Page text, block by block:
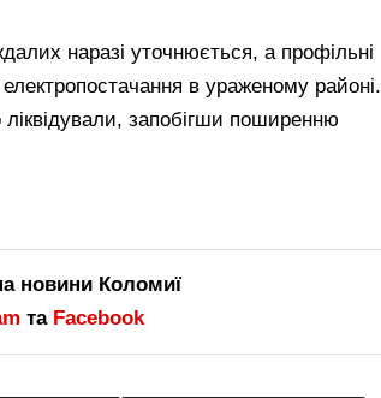
наразі уточнюється, а профільні
в ураженому районі.
запобігши поширенню
новини Коломиї
та Facebook